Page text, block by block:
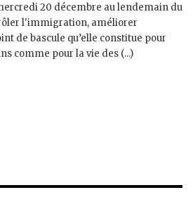
20 décembre au lendemain du
l'immigration, améliorer
de bascule qu’elle constitue pour
comme pour la vie des (...)